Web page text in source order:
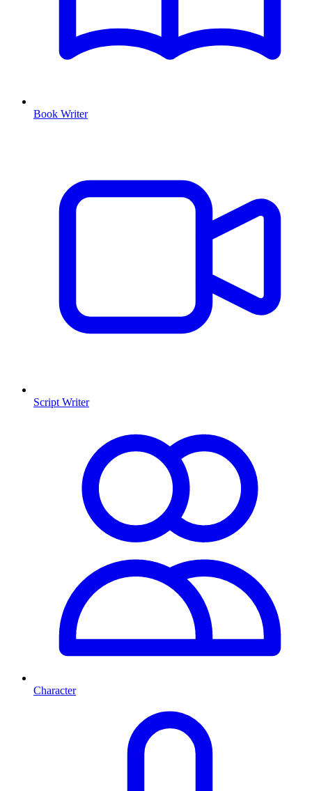
Book Writer
Script Writer
Character